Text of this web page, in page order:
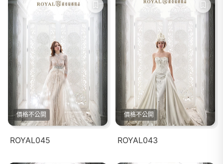
價格不公開
ROYAL045
價格不公開
ROYAL043